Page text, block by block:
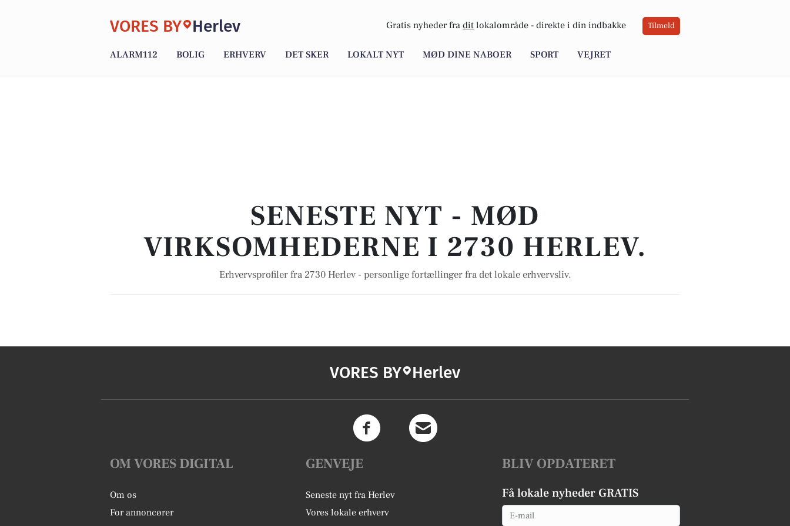
VORES BY Herlev Gratis nyheder fra dit lokalområde - direkte i din indbakke Tilmeld
ALARM112 BOLIG ERHVERV DET SKER LOKALT NYT MØD DINE NABOER SPORT VEJRET
SENESTE NYT - MØD
VIRKSOMHEDERNE I 2730 HERLEV.
Erhvervsprofiler fra 2730 Herlev - personlige fortællinger fra det lokale erhvervsliv.
VORES BY Herlev
OM VORES DIGITAL
Om os
For annoncører
GENVEJE
Seneste nyt fra Herlev
Vores lokale erhverv
BLIV OPDATERET
Få lokale nyheder GRATIS
Email